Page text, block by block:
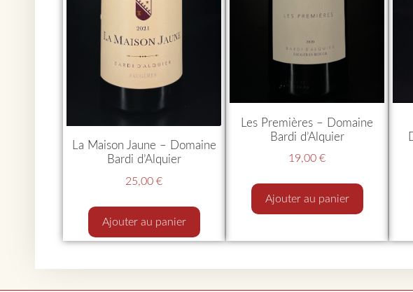
La Maison Jaune – Domaine
Bardi d’Alquier
25,00€
Ajouter au panier
Les Premières – Domaine
Bardi d’Alquier
19,00€
Ajouter au panier